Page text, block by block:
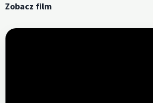
Zobacz film